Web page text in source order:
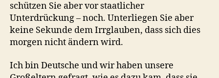
schützen Sie aber vor staatlicher
Unterdrückung – noch. Unterliegen Sie aber
keine Sekunde dem Irrglauben, dass sich dies
morgen nicht ändern wird.
Ich bin Deutsche und wir haben unsere